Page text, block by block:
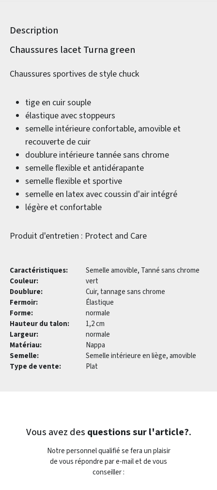
Description
Informations sur le produit
Chaussures lacet Turna green
Chaussures sportives de style chuck
tige en cuir souple
élastique avec stoppeurs
semelle intérieure confortable, amovible et
recouverte de cuir
doublure intérieure tannée sans chrome
semelle flexible et antidérapante
semelle flexible et sportive
semelle en latex avec coussin d'air intégré
légère et confortable
Produit d'entretien : Protect and Care
Caractéristiques:
Semelle amovible, Tanné sans chrome
Couleur:
vert
Doublure:
Cuir, tannage sans chrome
Fermoir:
Élastique
Forme:
normale
Hauteur du talon:
1,2 cm
Largeur:
normale
Matériau:
Nappa
Semelle:
Semelle intérieure en liège, amovible
Type de vente:
Plat
Vous avez des questions sur l'article?.
Notre personnel qualifié se fera un plaisir
de vous répondre par e-mail et de vous
conseiller :